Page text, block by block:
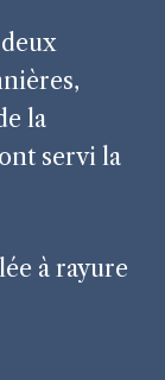
la
servi la
à rayure